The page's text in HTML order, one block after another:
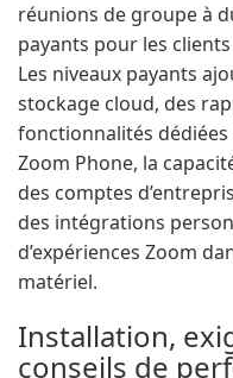
réunions de groupe à
payants pour les
Les niveaux payants
stockage cloud, des
fonctionnalités
Zoom Phone, la
des comptes
des intégrations
d’expériences Zoom
matériel.
Installation,
conseils de